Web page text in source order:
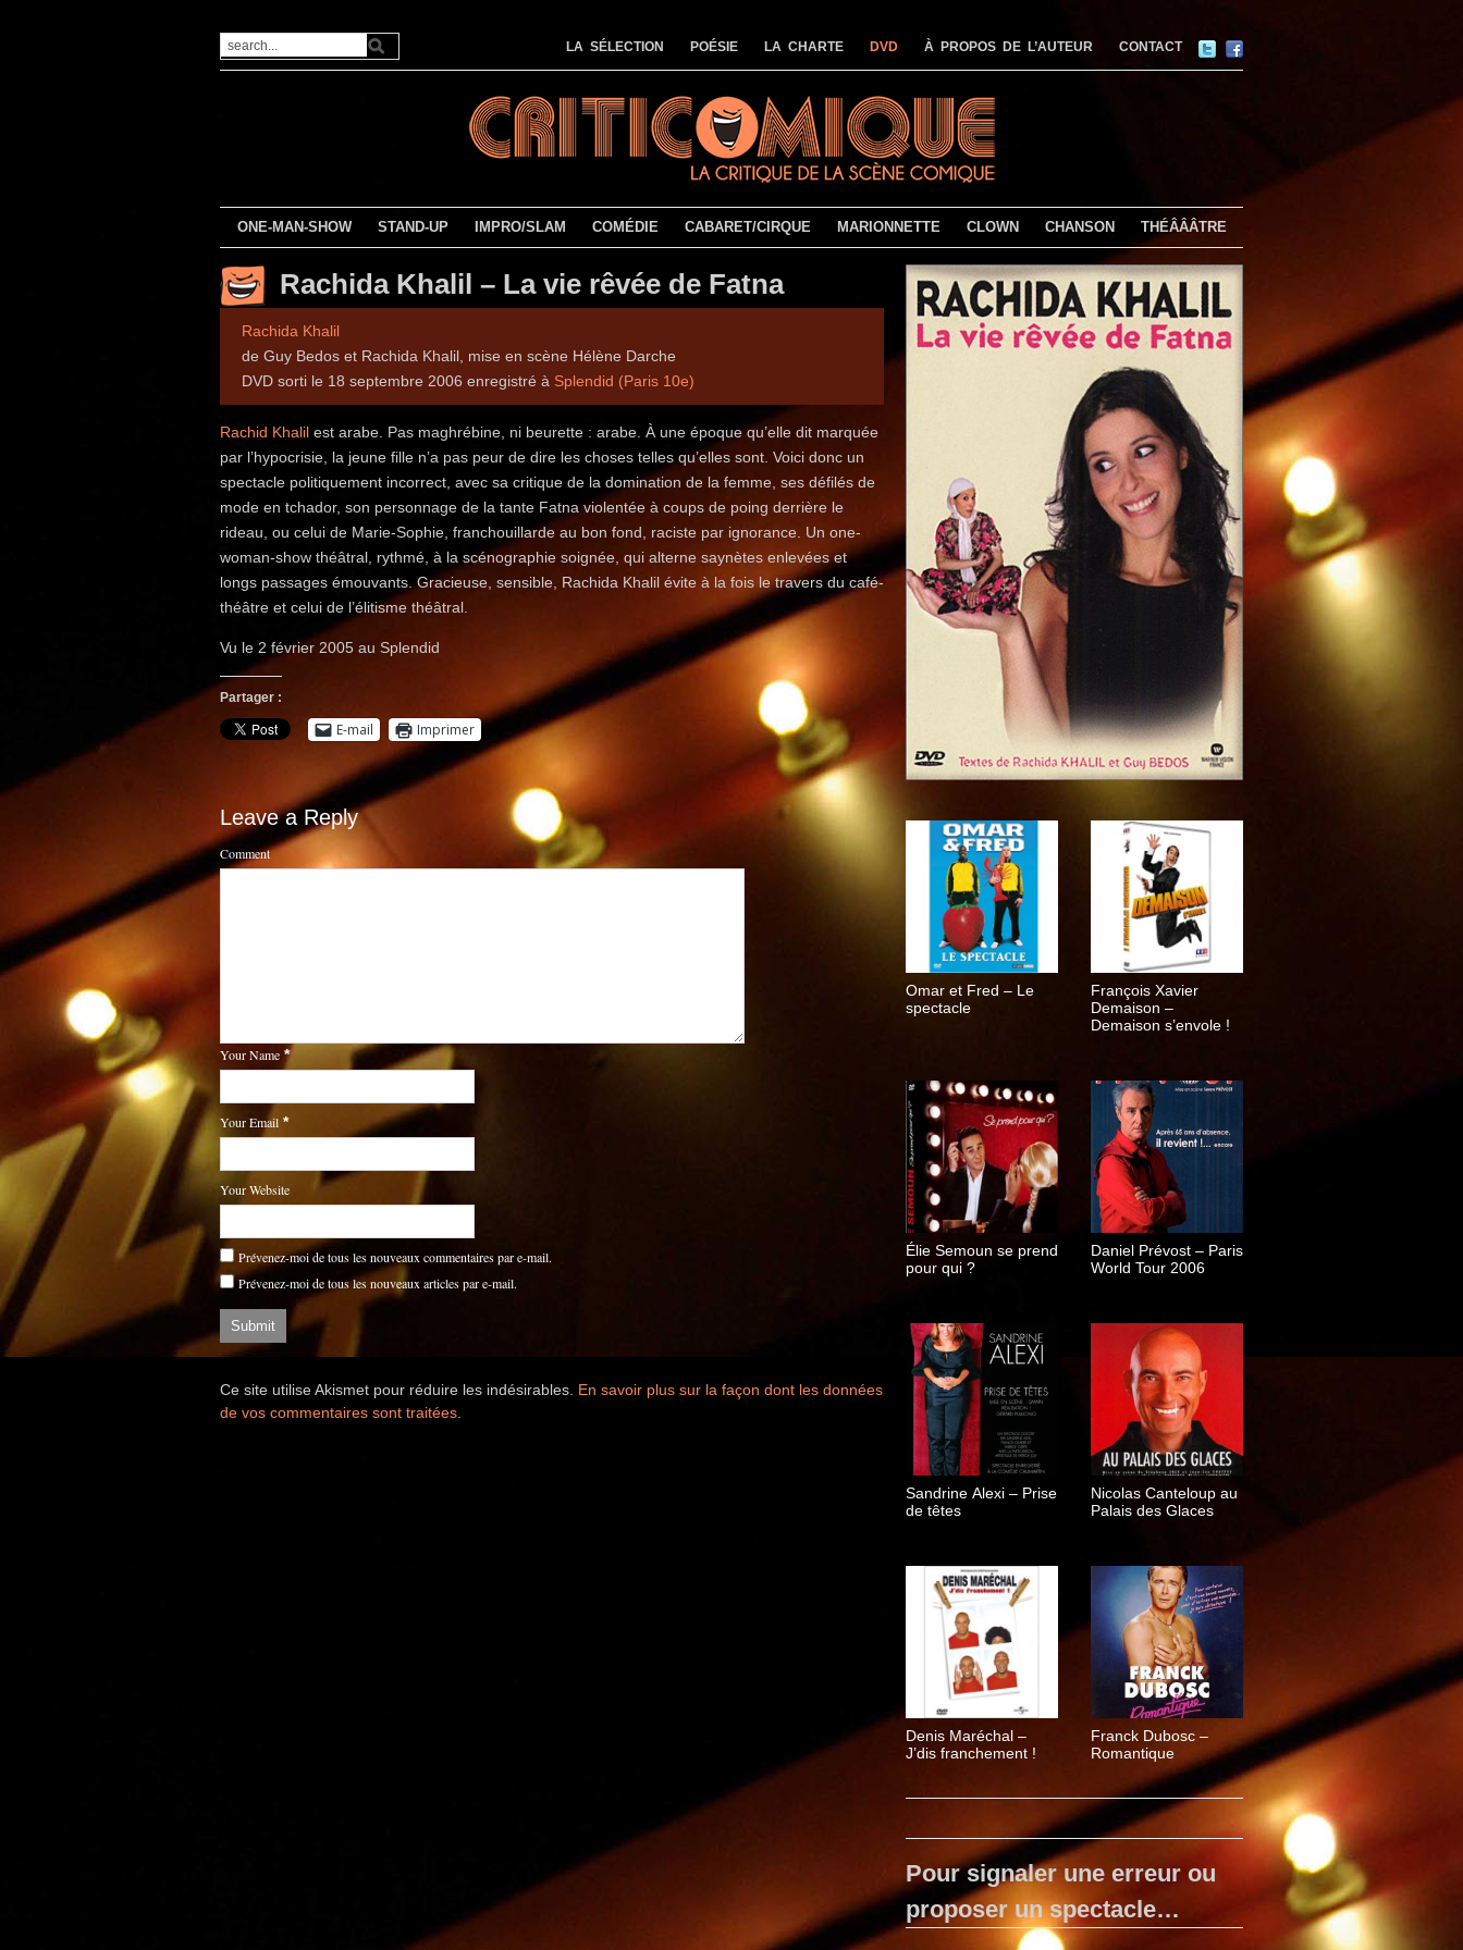
LA SÉLECTION POÉSIE LA CHARTE DVD À PROPOS DE L’AUTEUR CONTACT
ONE-MAN-SHOW STAND-UP IMPRO/SLAM COMÉDIE CABARET/CIRQUE MARIONNETTE CLOWN CHANSON THÉÂÂÂTRE
Rachida Khalil – La vie rêvée de Fatna
Rachida Khalil
de Guy Bedos et Rachida Khalil, mise en scène Hélène Darche
DVD sorti le 18 septembre 2006 enregistré à Splendid (Paris 10e)
Rachid Khalil est arabe. Pas maghrébine, ni beurette : arabe. À une époque qu’elle dit marquée
par l’hypocrisie, la jeune fille n’a pas peur de dire les choses telles qu’elles sont. Voici donc un
spectacle politiquement incorrect, avec sa critique de la domination de la femme, ses défilés de
mode en tchador, son personnage de la tante Fatna violentée à coups de poing derrière le
rideau, ou celui de Marie-Sophie, franchouillarde au bon fond, raciste par ignorance. Un one-
woman-show théâtral, rythmé, à la scénographie soignée, qui alterne saynètes enlevées et
longs passages émouvants. Gracieuse, sensible, Rachida Khalil évite à la fois le travers du café-
théâtre et celui de l’élitisme théâtral.
Vu le 2 février 2005 au Splendid
Partager :
E-mail Imprimer
Leave a Reply
Comment
Your Name *
Your Email *
Your Website
Prévenez-moi de tous les nouveaux commentaires par e-mail.
Prévenez-moi de tous les nouveaux articles par e-mail.
Ce site utilise Akismet pour réduire les indésirables. En savoir plus sur la façon dont les données
de vos commentaires sont traitées
Omar et Fred – Le
spectacle
François Xavier
Demaison –
Demaison s’envole !
Élie Semoun se prend
pour qui ?
Daniel Prévost – Paris
World Tour 2006
Sandrine Alexi – Prise
de têtes
Nicolas Canteloup au
Palais des Glaces
Denis Maréchal –
J’dis franchement !
Franck Dubosc –
Romantique
Pour signaler une erreur ou
proposer un spectacle…